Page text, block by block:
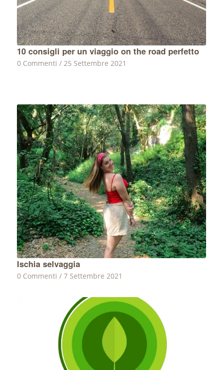
10 consigli per un viaggio on the road perfetto
0 Commenti / 25 Settembre 2021
Ischia selvaggia
0 Commenti / 7 Settembre 2021